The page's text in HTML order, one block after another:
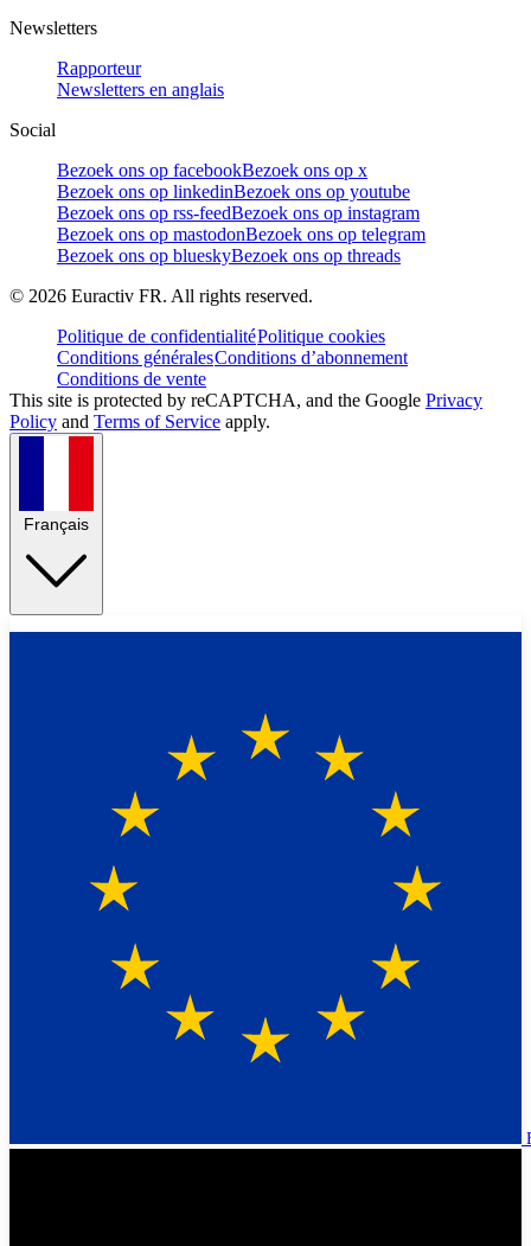
Newsletters
Rapporteur
Newsletters en anglais
Social
Bezoek ons op facebookBezoek ons op x
Bezoek ons op linkedinBezoek ons op youtube
Bezoek ons op rss-feedBezoek ons op instagram
Bezoek ons op mastodonBezoek ons op telegram
Bezoek ons op blueskyBezoek ons op threads
© 2026 Euractiv FR. All rights reserved.
Politique de confidentialitéPolitique cookies
Conditions généralesConditions d’abonnement
Conditions de vente
This site is protected by reCAPTCHA, and the Google Privacy
Policy and Terms of Service apply.
Français